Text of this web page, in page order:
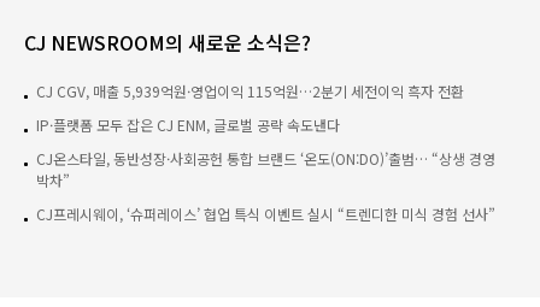
CJ NEWSROOM의 새로운 소식은?
CJ CGV, 매출 5,939억원·영업이익 115억원…2분기 세전이익 흑자 전환
IP·플랫폼 모두 잡은 CJ ENM, 글로벌 공략 속도낸다
CJ온스타일, 동반성장·사회공헌 통합 브랜드 ‘온도(ON:DO)’출범… “상생 경영
박차”
CJ프레시웨이, ‘슈퍼레이스’ 협업 특식 이벤트 실시 “트렌디한 미식 경험 선사”